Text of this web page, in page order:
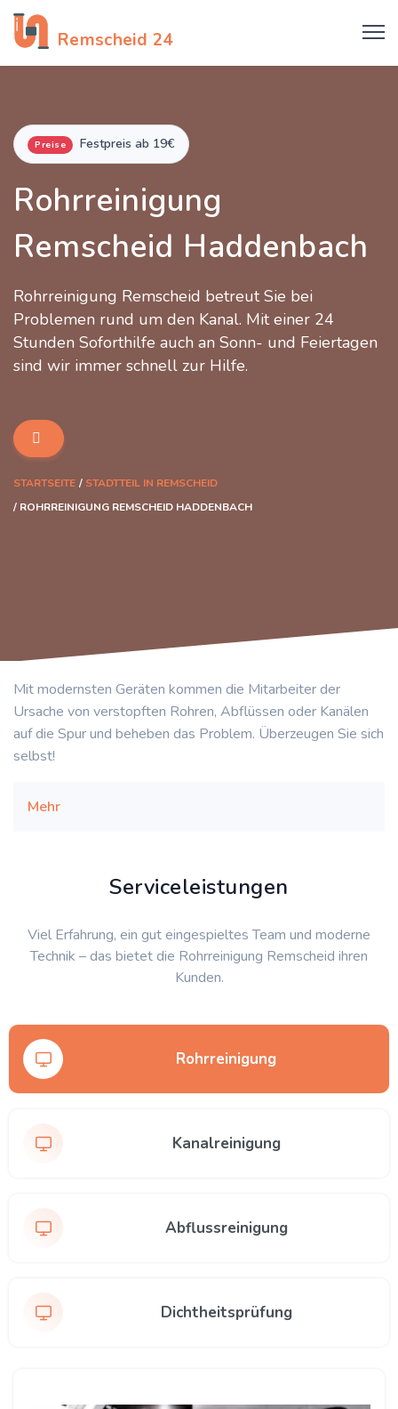
Remscheid 24
Preise Festpreis ab 19€
Rohrreinigung
Remscheid Haddenbach
Rohrreinigung Remscheid betreut Sie bei
Problemen rund um den Kanal. Mit einer 24
Stunden Soforthilfe auch an Sonn- und Feiertagen
sind wir immer schnell zur Hilfe.
STARTSEITE
STADTTEIL IN REMSCHEID
ROHRREINIGUNG REMSCHEID HADDENBACH
Mit modernsten Geräten kommen die Mitarbeiter der
Ursache von verstopften Rohren, Abflüssen oder Kanälen
auf die Spur und beheben das Problem. Überzeugen Sie sich
selbst!
Mehr
Serviceleistungen
Viel Erfahrung, ein gut eingespieltes Team und moderne
Technik – das bietet die Rohrreinigung Remscheid ihren
Kunden.
Rohrreinigung
Kanalreinigung
Abflussreinigung
Dichtheitsprüfung